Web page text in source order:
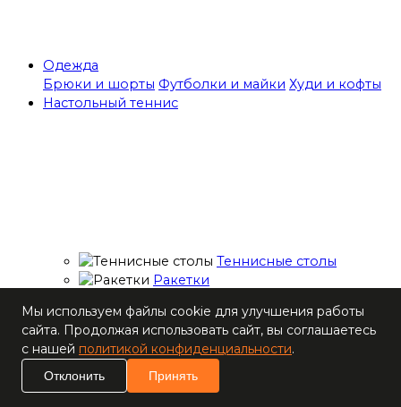
Одежда
Брюки и шорты Футболки и майки Худи и кофты
Настольный теннис
Теннисные столы
Ракетки
ракеток
Основания для
ракеток
Мячи
Наборы
Мы используем файлы cookie для улучшения работы
сайта. Продолжая использовать сайт, вы соглашаетесь
с нашей политикой конфиденциальности.
Отклонить Принять